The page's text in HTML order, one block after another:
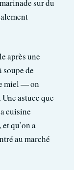
sur du
après une
de
miel — on
astuce que
cuisine
qu’on a
au marché